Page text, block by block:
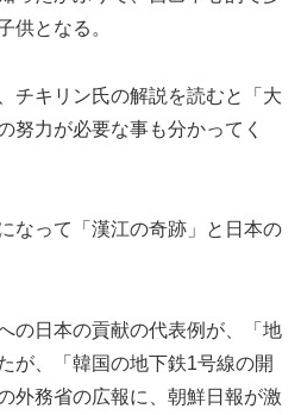
供となる。
チキリン氏の解説を読むと「大
努力が必要な事も分かってく
なって「漢江の奇跡」と日本の
の日本の貢献の代表例が、「地
が、「韓国の地下鉄1号線の開
外務省の広報に、朝鮮日報が激